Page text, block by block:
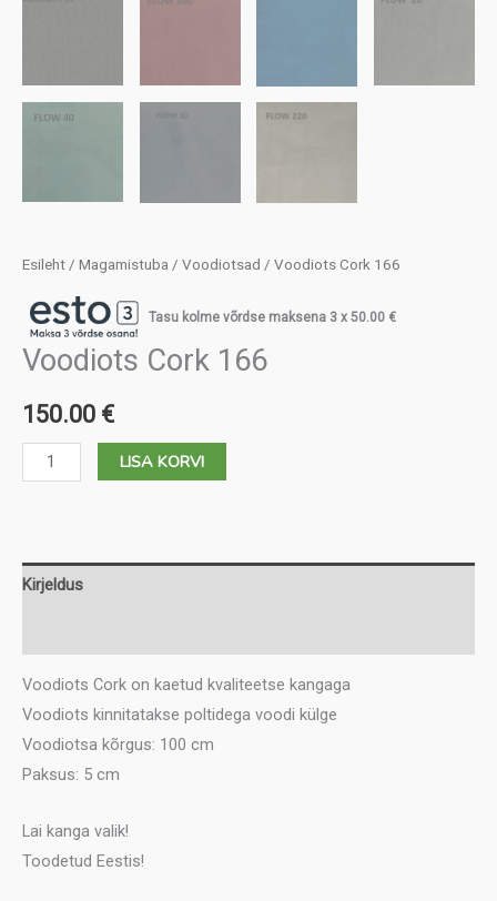
Esileht / Magamistuba / Voodiotsad / Voodiots Cork 166
Tasu kolme võrdse maksena 3 x 50.00 €
Voodiots Cork 166
150.00 €
Voodiots
Cork
LISA KORVI
Kirjeldus
Voodiots Cork on kaetud kvaliteetse kangaga
Voodiots kinnitatakse poltidega voodi külge
Voodiotsa kõrgus: 100 cm
Paksus: 5 cm
Lai kanga valik!
Toodetud Eestis!